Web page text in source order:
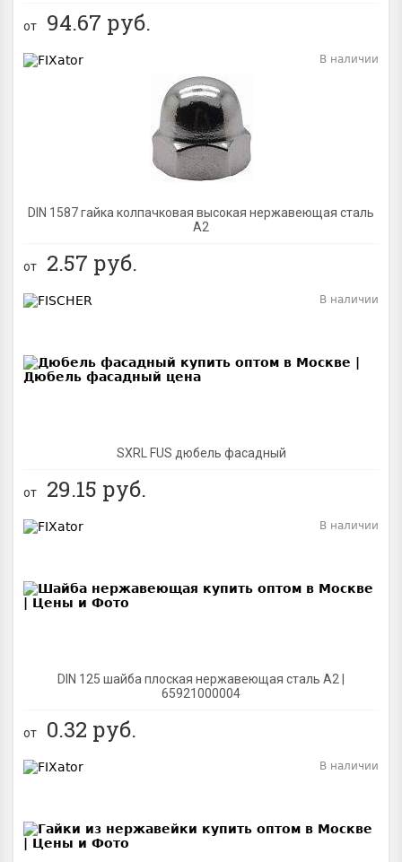
от 94.67 руб.
DIN 1587 гайка колпачковая высокая нержавеющая сталь
А2
В наличии
от 2.57 руб.
SXRL FUS дюбель фасадный
В наличии
от 29.15 руб.
DIN 125 шайба плоская нержавеющая сталь A2 |
65921000004
В наличии
от 0.32 руб.
В наличии